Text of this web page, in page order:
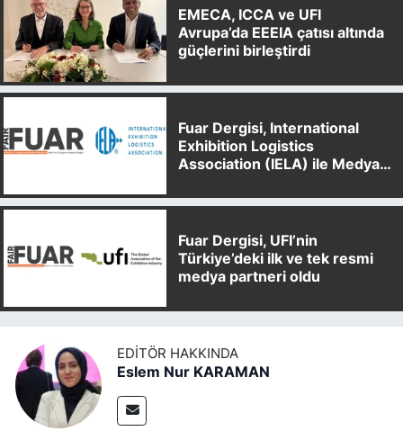
EMECA, ICCA ve UFI
Avrupa’da EEEIA çatısı altında
güçlerini birleştirdi
Fuar Dergisi, International
Exhibition Logistics
Association (IELA) ile Medya
Fuar Dergisi, UFI’nin
Türkiye’deki ilk ve tek resmi
medya partneri oldu
EDITÖR HAKKINDA
Eslem Nur KARAMAN